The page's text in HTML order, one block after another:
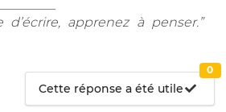
d’écrire, apprenez à penser.”
Cette réponse a été utile
0